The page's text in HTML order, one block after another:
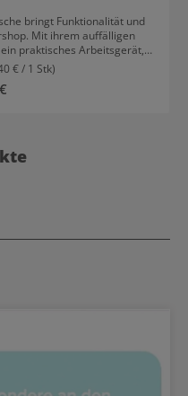
bringt Funktionalität und
Mit ihrem auffälligen
praktisches Arbeitsgerät,
im Barber-Setup.
€ / 1 Stk)
Preis: